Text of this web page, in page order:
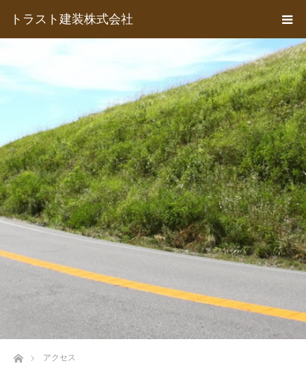
トラスト建装株式会社
ホームアクセス